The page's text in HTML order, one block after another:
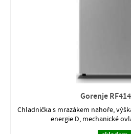
Gorenje
Chladnička s mrazákem nahoře,
energie D, mechanické